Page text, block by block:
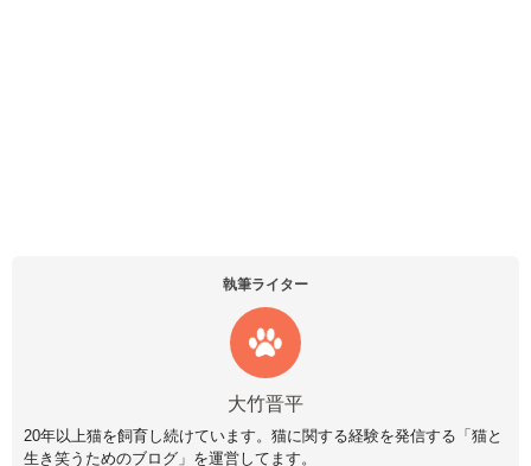
執筆ライター
大竹晋平
20年以上猫を飼育し続けています。猫に関する経験を発信する「猫と
生き笑うためのブログ」を運営してます。